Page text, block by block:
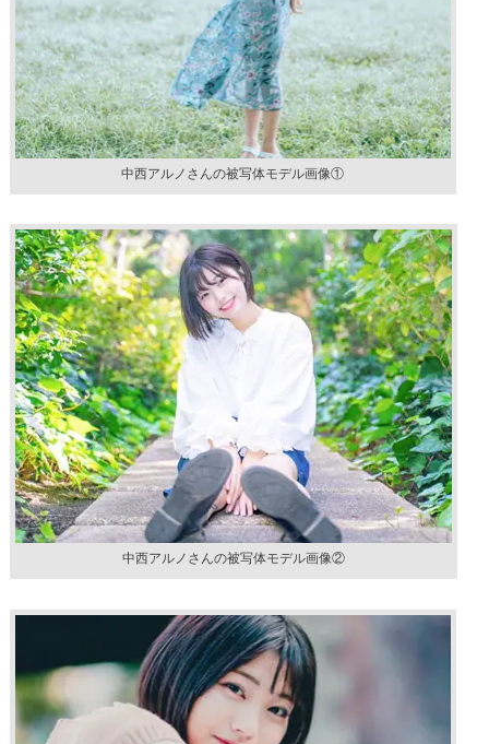
中西アルノさんの被写体モデル画像①
中西アルノさんの被写体モデル画像②